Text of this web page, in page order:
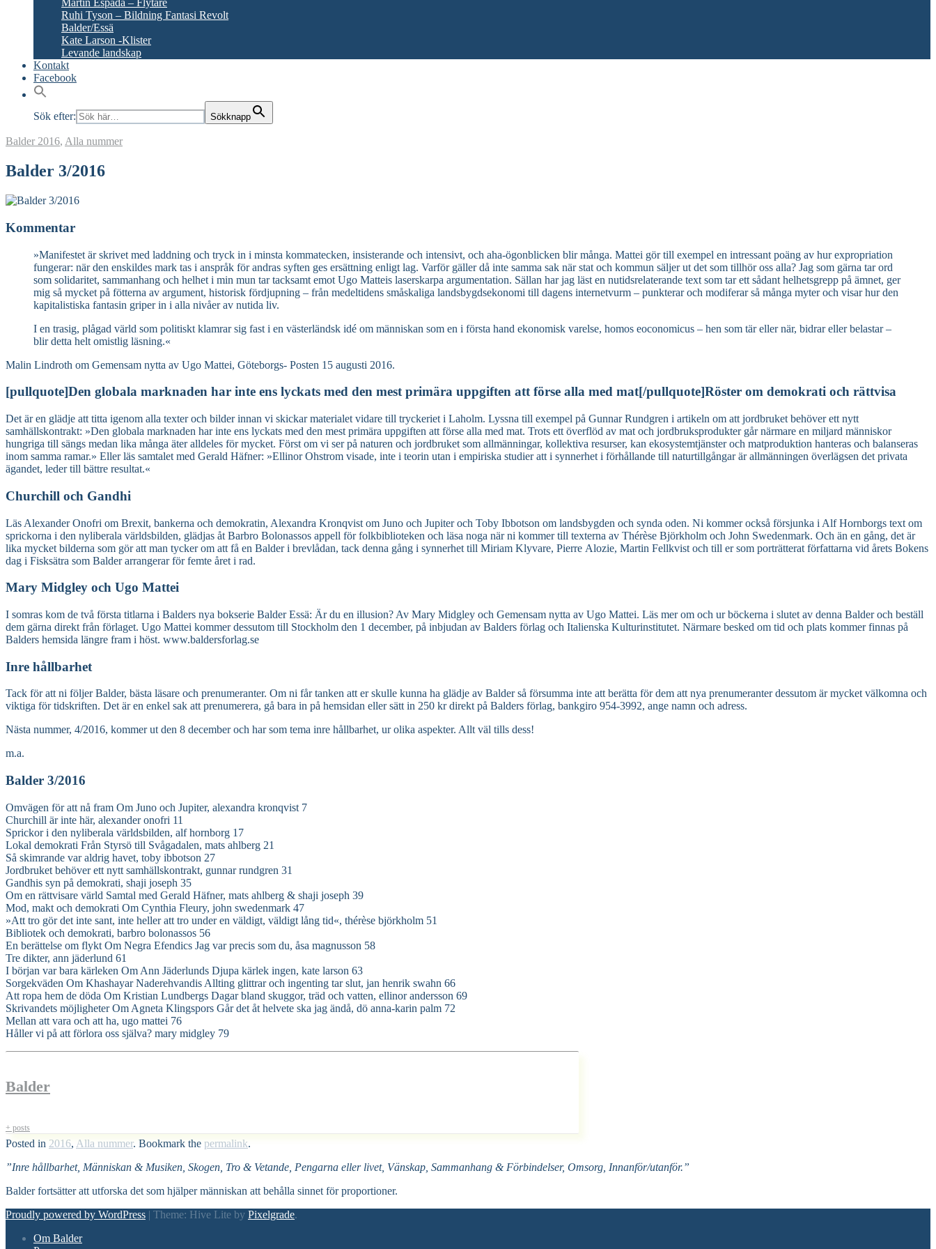
Martín Espada – Flytare
Ruhi Tyson – Bildning Fantasi Revolt
Balder/Essä
Kate Larson -Klister
Levande landskap
Kontakt
Facebook
Sök efter: Sökknapp
Balder 2016, Alla nummer
Balder 3/2016
Kommentar
»Manifestet är skrivet med laddning och tryck in i minsta kommatecken, insisterande och intensivt, och aha-ögonblicken blir många. Mattei gör till exempel en intressant poäng av hur expropriation
fungerar: när den enskildes mark tas i anspråk för andras syften ges ersättning enligt lag. Varför gäller då inte samma sak när stat och kommun säljer ut det som tillhör oss alla? Jag som gärna tar ord
som solidaritet, sammanhang och helhet i min mun tar tacksamt emot Ugo Matteis laserskarpa argumentation. Sällan har jag läst en nutidsrelaterande text som tar ett sådant helhetsgrepp på ämnet, ger
mig så mycket på fötterna av argument, historisk fördjupning – från medeltidens småskaliga landsbygdsekonomi till dagens internetvurm – punkterar och modiferar så många myter och visar hur den
kapitalistiska fantasin griper in i alla nivåer av nutida liv.
I en trasig, plågad värld som politiskt klamrar sig fast i en västerländsk idé om människan som en i första hand ekonomisk varelse, homos eoconomicus – hen som tär eller när, bidrar eller belastar –
blir detta helt omistlig läsning.«
Malin Lindroth om Gemensam nytta av Ugo Mattei, Göteborgs- Posten 15 augusti 2016.
[pullquote]Den globala marknaden har inte ens lyckats med den mest primära uppgiften att förse alla med mat[/pullquote]Röster om demokrati och rättvisa
Det är en glädje att titta igenom alla texter och bilder innan vi skickar materialet vidare till tryckeriet i Laholm. Lyssna till exempel på Gunnar Rundgren i artikeln om att jordbruket behöver ett nytt
samhällskontrakt: »Den globala marknaden har inte ens lyckats med den mest primära uppgiften att förse alla med mat. Trots ett överflöd av mat och jordbruksprodukter går närmare en miljard människor
hungriga till sängs medan lika många äter alldeles för mycket. Först om vi ser på naturen och jordbruket som allmänningar, kollektiva resurser, kan ekosystemtjänster och matproduktion hanteras och balanseras
inom samma ramar.» Eller läs samtalet med Gerald Häfner: »Ellinor Ohstrom visade, inte i teorin utan i empiriska studier att i synnerhet i förhållande till naturtillgångar är allmänningen överlägsen det privata
ägandet, leder till bättre resultat.«
Churchill och Gandhi
Läs Alexander Onofri om Brexit, bankerna och demokratin, Alexandra Kronqvist om Juno och Jupiter och Toby Ibbotson om landsbygden och synda oden. Ni kommer också försjunka i Alf Hornborgs text om
sprickorna i den nyliberala världsbilden, glädjas åt Barbro Bolonassos appell för folkbiblioteken och läsa noga när ni kommer till texterna av Thérèse Björkholm och John Swedenmark. Och än en gång, det är
lika mycket bilderna som gör att man tycker om att få en Balder i brevlådan, tack denna gång i synnerhet till Miriam Klyvare, Pierre Alozie, Martin Fellkvist och till er som porträtterat författarna vid årets Bokens
dag i Fisksätra som Balder arrangerar för femte året i rad.
Mary Midgley och Ugo Mattei
I somras kom de två första titlarna i Balders nya bokserie Balder Essä: Är du en illusion? Av Mary Midgley och Gemensam nytta av Ugo Mattei. Läs mer om och ur böckerna i slutet av denna Balder och beställ
dem gärna direkt från förlaget. Ugo Mattei kommer dessutom till Stockholm den 1 december, på inbjudan av Balders förlag och Italienska Kulturinstitutet. Närmare besked om tid och plats kommer finnas på
Balders hemsida längre fram i höst. www.baldersforlag.se
Inre hållbarhet
Tack för att ni följer Balder, bästa läsare och prenumeranter. Om ni får tanken att er skulle kunna ha glädje av Balder så försumma inte att berätta för dem att nya prenumeranter dessutom är mycket välkomna och
viktiga för tidskriften. Det är en enkel sak att prenumerera, gå bara in på hemsidan eller sätt in 250 kr direkt på Balders förlag, bankgiro 954-3992, ange namn och adress.
Nästa nummer, 4/2016, kommer ut den 8 december och har som tema inre hållbarhet, ur olika aspekter. Allt väl tills dess!
m.a.
Balder 3/2016
Omvägen för att nå fram Om Juno och Jupiter, alexandra kronqvist 7
Churchill är inte här, alexander onofri 11
Sprickor i den nyliberala världsbilden, alf hornborg 17
Lokal demokrati Från Styrsö till Svågadalen, mats ahlberg 21
Så skimrande var aldrig havet, toby ibbotson 27
Jordbruket behöver ett nytt samhällskontrakt, gunnar rundgren 31
Gandhis syn på demokrati, shaji joseph 35
Om en rättvisare värld Samtal med Gerald Häfner, mats ahlberg & shaji joseph 39
Mod, makt och demokrati Om Cynthia Fleury, john swedenmark 47
»Att tro gör det inte sant, inte heller att tro under en väldigt, väldigt lång tid«, thérèse björkholm 51
Bibliotek och demokrati, barbro bolonassos 56
En berättelse om flykt Om Negra Efendics Jag var precis som du, åsa magnusson 58
Tre dikter, ann jäderlund 61
I början var bara kärleken Om Ann Jäderlunds Djupa kärlek ingen, kate larson 63
Sorgekväden Om Khashayar Naderehvandis Allting glittrar och ingenting tar slut, jan henrik swahn 66
Att ropa hem de döda Om Kristian Lundbergs Dagar bland skuggor, träd och vatten, ellinor andersson 69
Skrivandets möjligheter Om Agneta Klingspors Går det åt helvete ska jag ändå, dö anna-karin palm 72
Mellan att vara och att ha, ugo mattei 76
Håller vi på att förlora oss själva? mary midgley 79
Balder
+ posts
Posted in 2016, Alla nummer. Bookmark the permalink.
”Inre hållbarhet, Människan & Musiken, Skogen, Tro & Vetande, Pengarna eller livet, Vänskap, Sammanhang & Förbindelser, Omsorg, Innanför/utanför.”
Balder fortsätter att utforska det som hjälper människan att behålla sinnet för proportioner.
Proudly powered by WordPress | Theme: Hive Lite by Pixelgrade.
Footer
Om Balder